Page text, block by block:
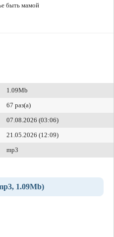
быть мамой
1.09Mb
67 раз(а)
07.08.2026 (03:06)
21.05.2026 (12:09)
mp3
1.09Mb)